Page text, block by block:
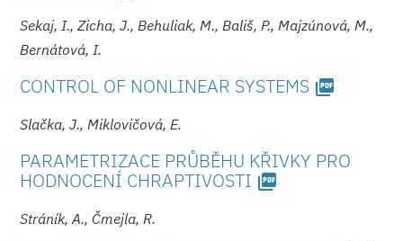
Sekaj, I., Zicha, J., Behuliak, M., Bališ, P., Majzúnová, M.,
Bernátová, I.
CONTROL OF NONLINEAR SYSTEMS picture_as_pdf
Slačka, J., Miklovičová, E.
PARAMETRIZACE PRŮBĚHU KŘIVKY PRO
HODNOCENÍ CHRAPTIVOSTI picture_as_pdf
Stráník, A., Čmejla, R.